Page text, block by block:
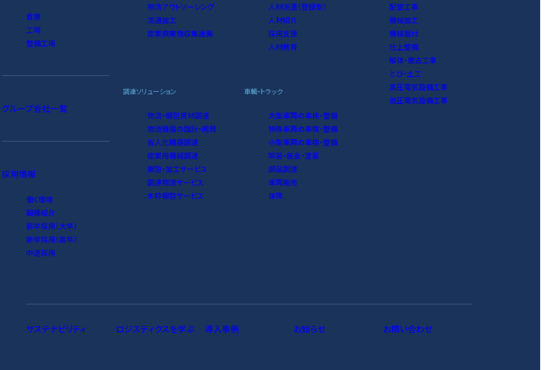
物流アウトソーシング
流通加工
産業廃棄物収集運搬
人材派遣（登録型）
人材紹介
採用支援
人材教育
配管工事
機械加工
機械据付
仕上整備
解体・撤去工事
とび・土工
高圧電気設備工事
低圧電気設備工事
調達ソリューション
物流・梱包資材調達
物流機器の設計・開発
省人化機器調達
産業用機械調達
梱包・加工サービス
調達物流サービス
木枠梱包サービス
車輌・トラック
大型車両の車検・整備
特殊車両の車検・整備
小型車両の車検・整備
架装・板金・塗装
部品調達
車両販売
保険
倉庫
工場
整備工場
グループ会社一覧
採用情報
働く環境
職種紹介
新卒採用（大卒）
新卒採用（高卒）
中途採用
サステナビリティ ロジスティクスを学ぶ 導入事例 お知らせ
お問い合わせ